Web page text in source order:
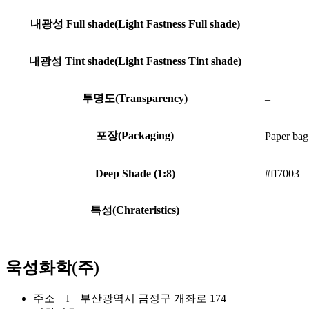
내광성 Full shade(Light Fastness Full shade) –
내광성 Tint shade(Light Fastness Tint shade) –
투명도(Transparency) –
포장(Packaging) Paper
Deep Shade (1:8) #ff7003
특성(Chrateristics) –
욱성화학(주)
주소 l 부산광역시 금정구 개좌로 174